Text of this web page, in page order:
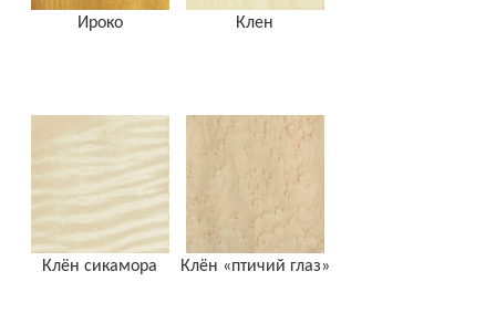
Ироко Клен
Клён сикамора Клён «птичий глаз»